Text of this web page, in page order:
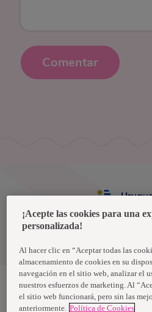
Comentar
Política de
Nosotras, una marca de Essity - una
¡Acepte las cookies para una
personalizada!
Al hacer clic en “Aceptar todas las
almacenamiento de cookies en su
navegación en el sitio web, analizar el
nuestros esfuerzos de marketing. Al
el sitio web funcionará, pero sin las
anteriormente. Política de Cookies